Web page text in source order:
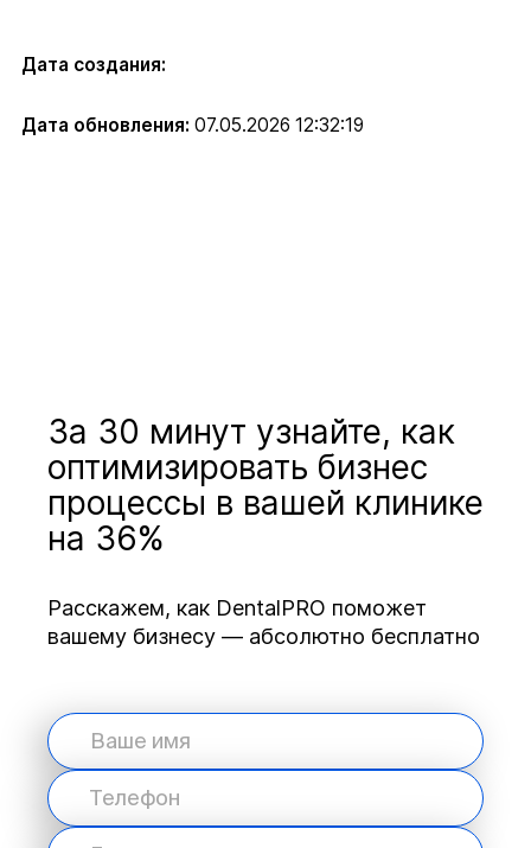
Дата создания:
Дата обновления: 07.05.2026 12:32:19
За 30 минут узнайте, как
оптимизировать бизнес
процессы в вашей клинике
на 36%
Расскажем, как DentalPRO поможет
вашему бизнесу — абсолютно бесплатно